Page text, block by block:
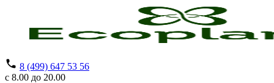
8 (499) 647 53 56
с 8.00 до 20.00